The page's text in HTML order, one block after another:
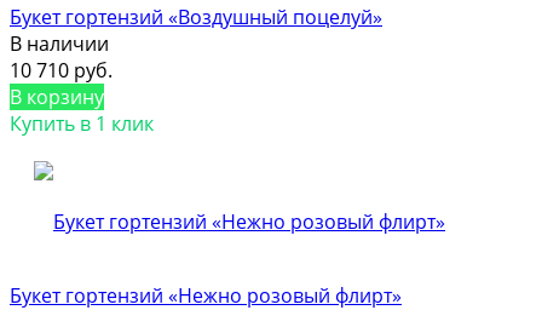
Букет гортензий «Воздушный поцелуй»
В наличии
10 710 руб.
В корзину
Купить в 1 клик
Букет гортензий «Нежно розовый флирт»